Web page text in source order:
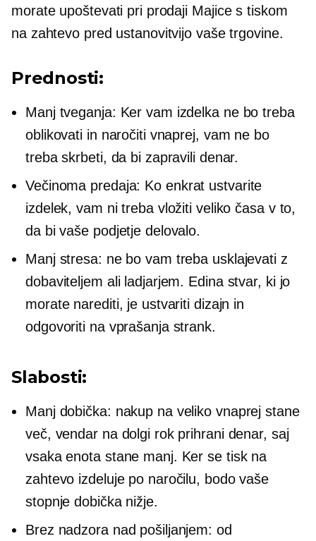
morate upoštevati pri prodaji Majices tiskom
na zahtevo pred ustanovitvijo vaše trgovine.
Prednosti:
Manj tveganja: Ker vam izdelka ne bo treba
oblikovati in naročiti vnaprej, vam ne bo
treba skrbeti, da bi zapravili denar.
Večinoma predaja: Ko enkrat ustvarite
izdelek, vam ni treba vložiti veliko časa v to,
da bi vaše podjetje delovalo.
Manj stresa: ne bo vam treba usklajevati z
dobaviteljem ali ladjarjem. Edina stvar, ki jo
morate narediti, je ustvariti dizajn in
odgovoriti na vprašanja strank.
Slabosti:
Manj dobička: nakup na veliko vnaprej stane
več, vendar na dolgi rok prihrani denar, saj
vsaka enota stane manj. Ker se tisk na
zahtevo izdeluje po naročilu, bodo vaše
stopnje dobička nižje.
Brez nadzora nad pošiljanjem: od